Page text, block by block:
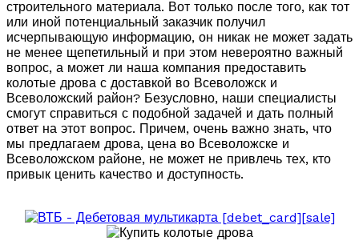
строительного материала. Вот только после того, как тот
или иной потенциальный заказчик получил
исчерпывающую информацию, он никак не может задать
не менее щепетильный и при этом невероятно важный
вопрос, а может ли наша компания предоставить
колотые дрова с доставкой во Всеволожск и
Всеволожский район? Безусловно, наши специалисты
смогут справиться с подобной задачей и дать полный
ответ на этот вопрос. Причем, очень важно знать, что
мы предлагаем дрова, цена во Всеволожске и
Всеволожском районе, не может не привлечь тех, кто
привык ценить качество и доступность.